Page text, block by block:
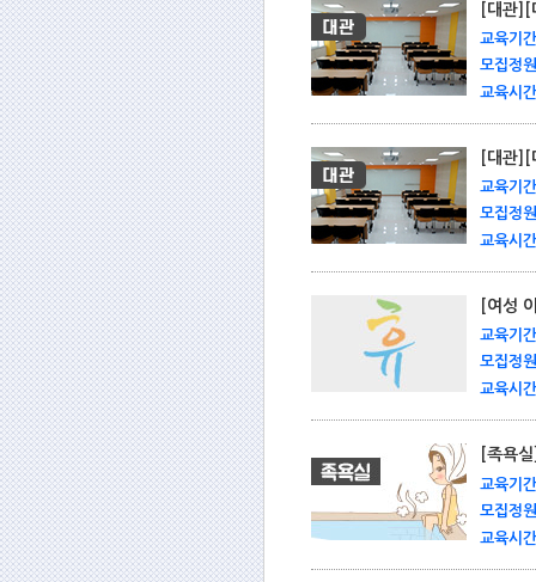
[대관
교육기
모집정
교육시
[대관
교육기
모집정
교육시
[여성
교육기
모집정
교육시
[족욕
교육기
모집정
교육시